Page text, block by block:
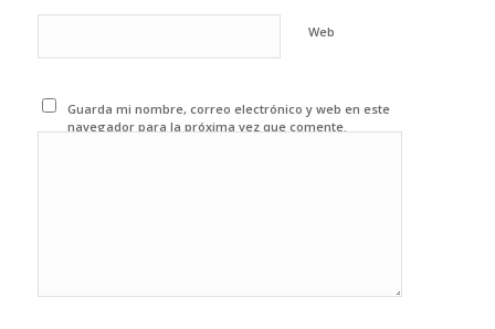
Web
Guarda mi nombre, correo electrónico y web en este
navegador para la próxima vez que comente.